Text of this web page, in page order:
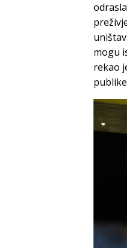
mogu
rekao